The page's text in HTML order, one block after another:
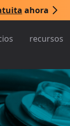
ahora
recursos